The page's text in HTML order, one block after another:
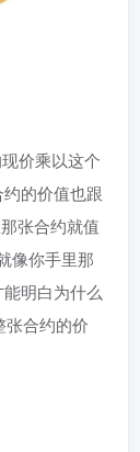
价乘以这个
的价值也跟
张合约就值
像你手里那
明白为什么
合约的价